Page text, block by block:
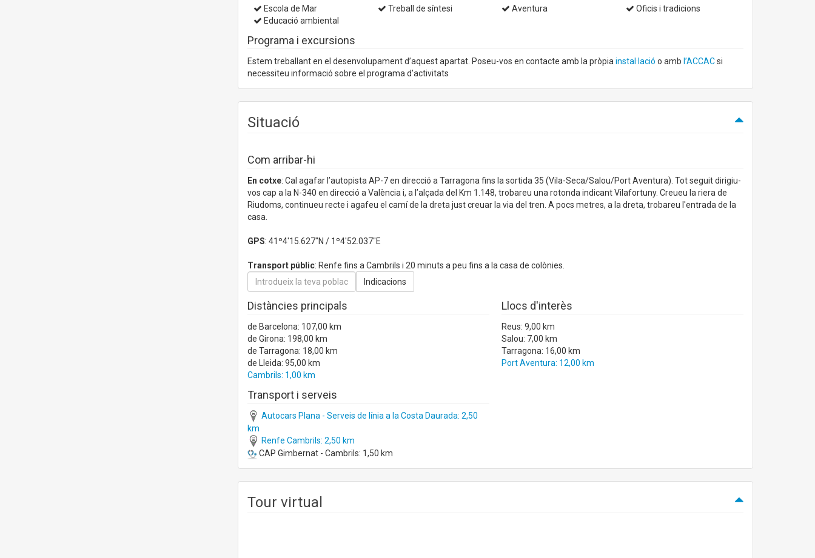
Escola de Mar Treball de síntesi Aventura
Oficis i tradicions
Educació ambiental
Programa i excursions
Estem treballant en el desenvolupament d’aquest apartat. Poseu-vos en contacte amb la pròpia instal·lació o amb l’ACCACsi
necessiteu informació sobre el programa d’activitats
Situació
Com arribar-hi
En cotxe: Cal agafar l’autopista AP-7 en direcció a Tarragona fins la sortida 35 (Vila-Seca/Salou/Port Aventura). Tot seguit dirigiu-
vos cap a la N-340 en direcció a València i, a l’alçada del Km 1.148, trobareu una rotonda indicant Vilafortuny. Creueu la riera de
Riudoms, continueu recte i agafeu el camí de la dreta just creuar la via del tren. A pocs metres, a la dreta, trobareu l'entrada de la
casa.
GPS: 41º4'15.627"N / 1º4'52.037"E
Transport públic: Renfe fins a Cambrils i 20 minuts a peu fins a la casa de colònies.
Distàncies principals
de Barcelona: 107,00 km
de Girona: 198,00 km
de Tarragona: 18,00 km
de Lleida: 95,00 km
Cambrils: 1,00 km
Transport i serveis
Autocars Plana - Serveis de línia a la Costa Daurada: 2,50
km
Renfe Cambrils: 2,50 km
CAP Gimbernat - Cambrils: 1,50 km
Llocs d'interès
Reus: 9,00 km
Salou: 7,00 km
Tarragona: 16,00 km
Port Aventura: 12,00 km
Tour virtual